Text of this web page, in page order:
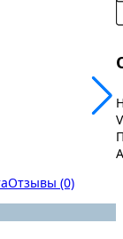
Отзывы (0)